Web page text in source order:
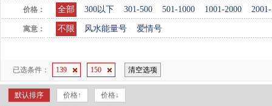
价格： 全部 300以下 301-500 501-1000 1001-2000
寓意： 不限 风水能量号 爱情号
已选条件： 139 150 清空选项
默认排序 价格↑ 价格↓